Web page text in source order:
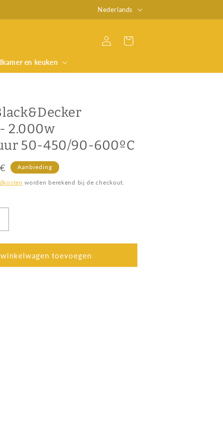
Hecha un vistazo a nuestro Blog
T
a
Nederlands
en keuken
InloggenWinkelwagen
2.000w
50-450/90-600ºC
Aanbieding
worden berekend bij de checkout.
toevoegen